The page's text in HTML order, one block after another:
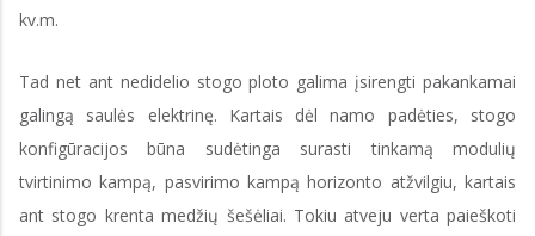
kv.m.
Tad net ant nedidelio stogo ploto galima įsirengti pakankamai
galingą saulės elektrinę. Kartais dėl namo padėties, stogo
konfigūracijos būna sudėtinga surasti tinkamą modulių
tvirtinimo kampą, pasvirimo kampą horizonto atžvilgiu, kartais
ant stogo krenta medžių šešėliai. Tokiu atveju verta paieškoti